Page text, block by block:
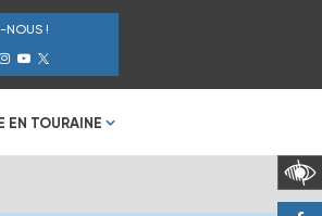
NOUS !
EN TOURAINE